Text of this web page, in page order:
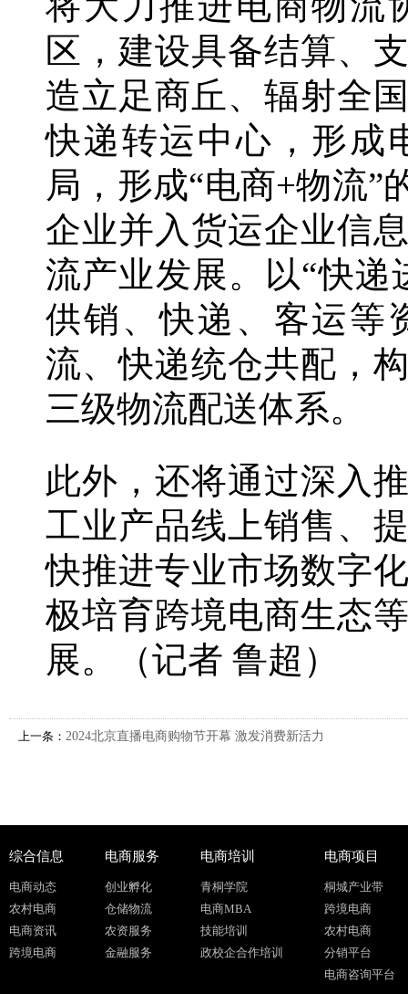
区，建设具备结算、
造立足商丘、辐射全
快递转运中心，形成
局，形成“电商+物流”
企业并入货运企业信
流产业发展。以“快递
供销、快递、客运等
流、快递统仓共配，
三级物流配送体系。
此外，还将通过深入
工业产品线上销售、
快推进专业市场数字
极培育跨境电商生态
展。（记者 鲁超）
上一条： 2024北京直播电商购物节开幕 激发消费新活力
综合信息
电商动态
农村电商
电商资讯
跨境电商
电商服务
创业孵化
仓储物流
农资服务
金融服务
电商培训
青桐学院
电商MBA
技能培训
政校企合作培训
电商项目
桐城产业带
跨境电商
农村电商
分销平台
电商咨询平台